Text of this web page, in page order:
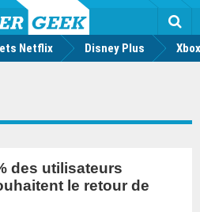
Netflix Disney Plus
des utilisateurs
le retour de
Twitter Youtube